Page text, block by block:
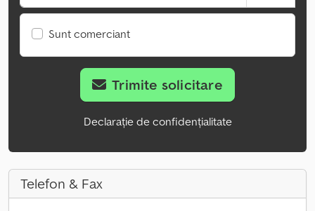
Sunt comerciant
Trimite solicitare
Declarație de confidențialitate
Telefon & Fax